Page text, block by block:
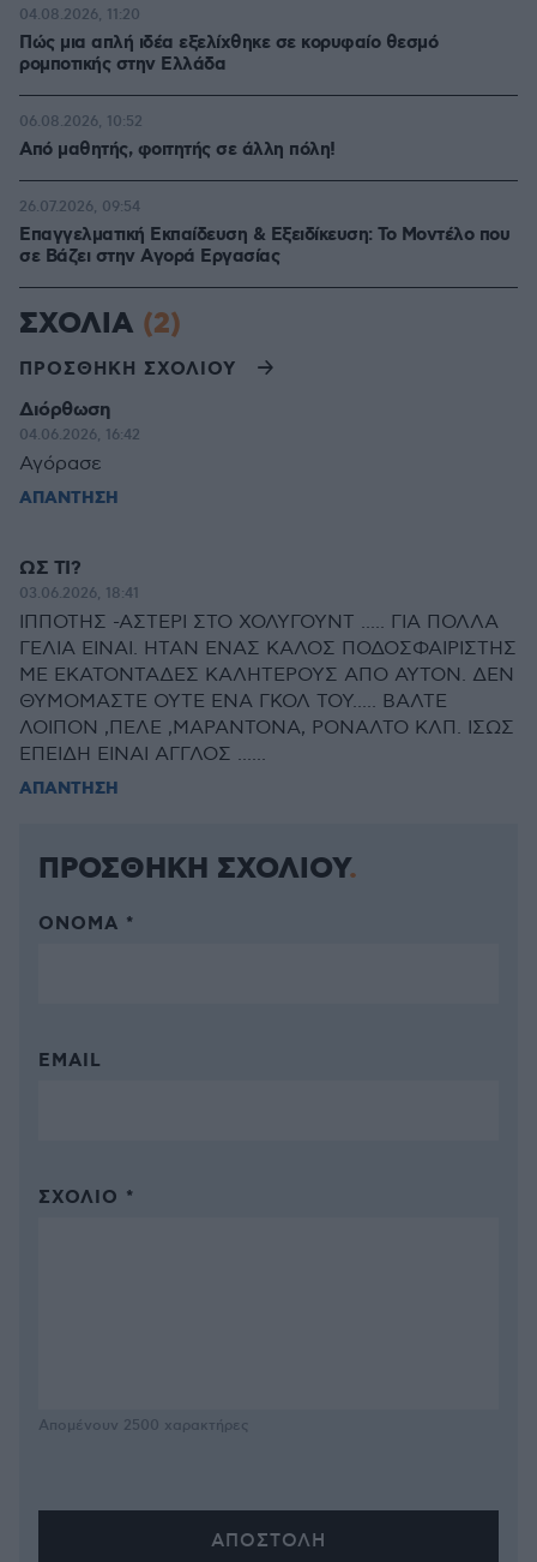
Πώς μια απλή ιδέα εξελίχθηκε σε κορυφαίο θεσμό
ρομποτικής στην Ελλάδα
04.08.2026, 11:20
Από μαθητής, φοιτητής σε άλλη πόλη!
06.08.2026, 10:52
Επαγγελματική Εκπαίδευση & Εξειδίκευση: Το Mοντέλο που
σε Bάζει στην Aγορά Eργασίας
26.07.2026, 09:54
ΣΧΟΛΙΑ (2)
ΠΡΟΣΘΗΚΗ ΣΧΟΛΙΟΥ
Διόρθωση
04.06.2026, 16:42
Αγόρασε
ΑΠΑΝΤΗΣΗ
ΩΣ ΤΙ?
03.06.2026, 18:41
ΙΠΠΟΤΗΣ -ΑΣΤΕΡΙ ΣΤΟ ΧΟΛΥΓΟΥΝΤ ..... ΓΙΑ ΠΟΛΛΑ
ΓΕΛΙΑ ΕΙΝΑΙ. ΗΤΑΝ ΕΝΑΣ ΚΑΛΟΣ ΠΟΔΟΣΦΑΙΡΙΣΤΗΣ
ΜΕ ΕΚΑΤΟΝΤΑΔΕΣ ΚΑΛΗΤΕΡΟΥΣ ΑΠΟ ΑΥΤΟΝ. ΔΕΝ
ΘΥΜΟΜΑΣΤΕ ΟΥΤΕ ΕΝΑ ΓΚΟΛ ΤΟΥ..... ΒΑΛΤΕ
ΛΟΙΠΟΝ ,ΠΕΛΕ ,ΜΑΡΑΝΤΟΝΑ, ΡΟΝΑΛΤΟ ΚΛΠ. ΙΣΩΣ
ΕΠΕΙΔΗ ΕΙΝΑΙ ΑΓΓΛΟΣ ......
ΑΠΑΝΤΗΣΗ
ΠΡΟΣΘΗΚΗ ΣΧΟΛΙΟΥ
ΌΝΟΜΑ *
EMAIL
ΣΧΌΛΙΟ *
Απομένουν 2500 χαρακτήρες